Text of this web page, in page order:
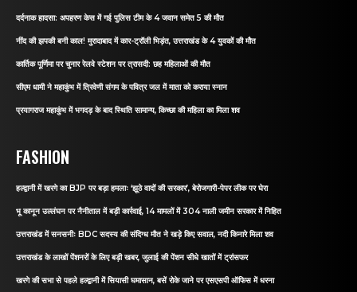
दर्दनाक हादसा: अपहरण केस में गई पुलिस टीम के 4 जवान समेत 5 की मौत
नींद की झपकी बनी काल! मुरादाबाद में कार-ट्रॉली भिड़ंत, उत्तराखंड के 4 युवकों की मौत
कार्तिक पूर्णिमा पर चुनार रेलवे स्टेशन पर त्रासदी: छह महिलाओं की मौत
सीएम धामी ने महाकुंभ में त्रिवेणी संगम के पवित्र जल में माता को कराया स्नान
प्रयागराज महाकुंभ में भगदड़ के बाद स्थिति सामान्य, किच्छा की महिला का मिला शव
FASHION
हल्द्वानी में खरगे का BJP पर बड़ा हमलाः ‘झूठे वादों की सरकार’, बेरोजगारी-पेपर लीक पर घेरा
भू कानून उल्लंघन पर नैनीताल में बड़ी कार्रवाई, 14 मामलों में 304 नाली जमीन सरकार में निहित
उत्तराखंड में सनसनीः BDC सदस्य की संदिग्ध मौत ने खड़े किए सवाल, नदी किनारे मिला शव
उत्तराखंड के लाखों पेंशनरों के लिए बड़ी खबर, जुलाई की पेंशन सीधे खातों में ट्रांसफर
खरगे की सभा से पहले हल्द्वानी में सियासी घमासान, बसें रोके जाने पर एसएसपी ऑफिस में धरना